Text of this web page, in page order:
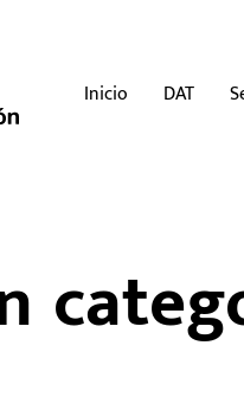
Inicio DAT